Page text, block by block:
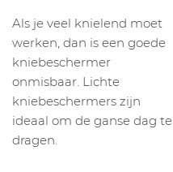
Als je veel knielend moet
werken, dan is een goede
kniebeschermer
onmisbaar. Lichte
kniebeschermers zijn
ideaal om de ganse dag te
dragen.